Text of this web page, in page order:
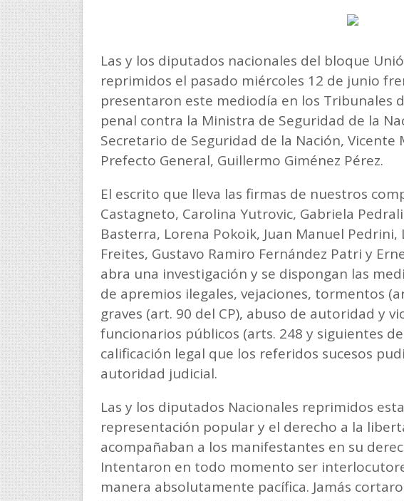
Las y los diputados nacionales del bloque
reprimidos el pasado miércoles 12 de junio
presentaron este mediodía en los Tribunales
penal contra la Ministra de Seguridad de la
Secretario de Seguridad de la Nación,
Prefecto General, Guillermo Giménez Pérez.
El escrito que lleva las firmas de nuestros
Castagneto, Carolina Yutrovic, Gabriela
Basterra, Lorena Pokoik, Juan Manuel
Freites, Gustavo Ramiro Fernández Patri y
abra una investigación y se dispongan las
de apremios ilegales, vejaciones, tormentos
graves (art. 90 del CP), abuso de autoridad y
funcionarios públicos (arts. 248 y siguientes
calificación legal que los referidos sucesos
autoridad judicial.
Las y los diputados Nacionales reprimidos
representación popular y el derecho a la
acompañaban a los manifestantes en su
Intentaron en todo momento ser
manera absolutamente pacífica. Jamás